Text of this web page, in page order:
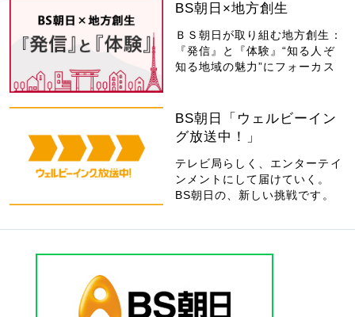
BS朝日×地方創生
ＢＳ朝日が取り組む地方創生：
『発信』と『体験』“知る人ぞ
知る地域の魅力”にフォーカス
BS朝日「ウェルビーイン
グ放送中！」
テレビ局らしく、エンターテイ
ンメントにして届けていく。
BS朝日の、新しい挑戦です。